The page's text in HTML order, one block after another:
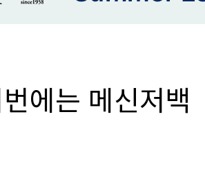
에는 메신저백